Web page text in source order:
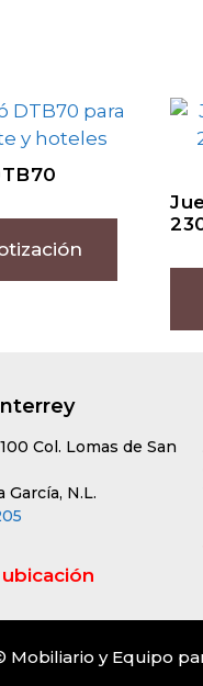
Col. Lomas de San
García, N.L.
y Equipo